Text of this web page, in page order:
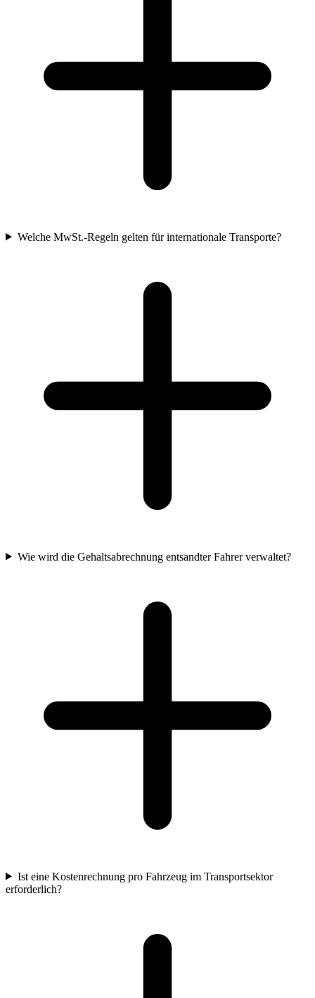
Welche MwSt.-Regeln gelten für internationale Transporte?
Wie wird die Gehaltsabrechnung entsandter Fahrer verwaltet?
Ist eine Kostenrechnung pro Fahrzeug im Transportsektor
erforderlich?